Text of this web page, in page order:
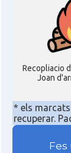
Recopliacio
Joan
* els
recuperar.
Fes